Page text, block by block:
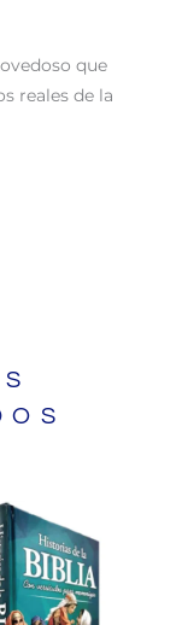
que
reales de la
Original
price
was:
S/ 110.00.